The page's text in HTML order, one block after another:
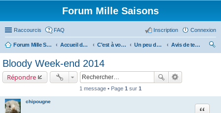
Forum Mille Saisons
Raccourcis FAQ Connexion
Inscription
Forum Mille Saisons Accueil du forum C'est à vous ! Un peu de culture...
Avis de tempête
Bloody Week-end 2014
Répondre
1 message • Page 1 sur 1
chipougne
Citer